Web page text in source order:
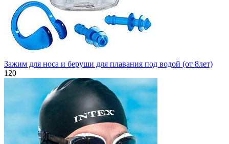
Зажим для носа и беруши для плавания под водой (от 8лет)
120